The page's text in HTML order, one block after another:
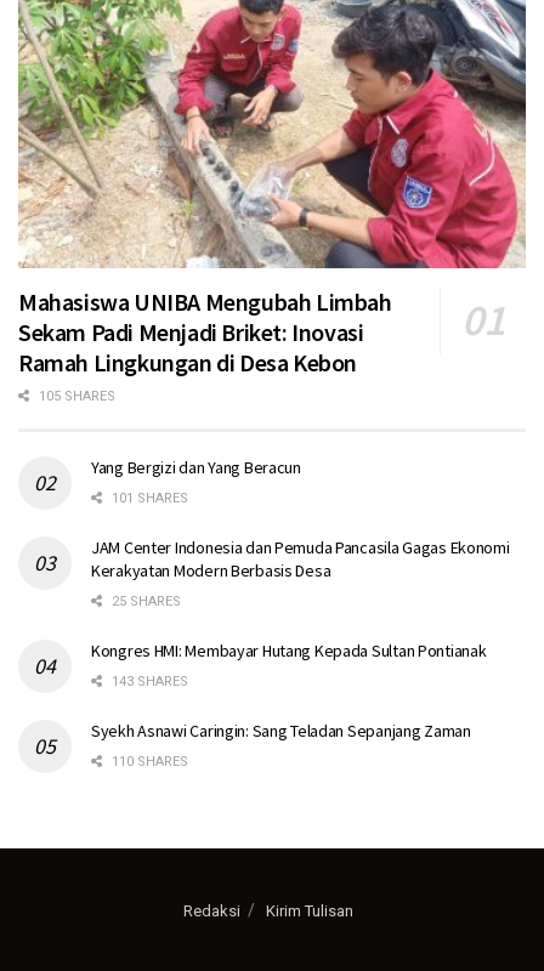
Mahasiswa UNIBA Mengubah Limbah
Sekam Padi Menjadi Briket: Inovasi
Ramah Lingkungan di Desa Kebon
105 SHARES
Yang Bergizi dan Yang Beracun
101 SHARES
JAM Center Indonesia dan Pemuda Pancasila Gagas Ekonomi
Kerakyatan Modern Berbasis Desa
25 SHARES
Kongres HMI: Membayar Hutang Kepada Sultan Pontianak
143 SHARES
Syekh Asnawi Caringin: Sang Teladan Sepanjang Zaman
110 SHARES
Redaksi Kirim Tulisan